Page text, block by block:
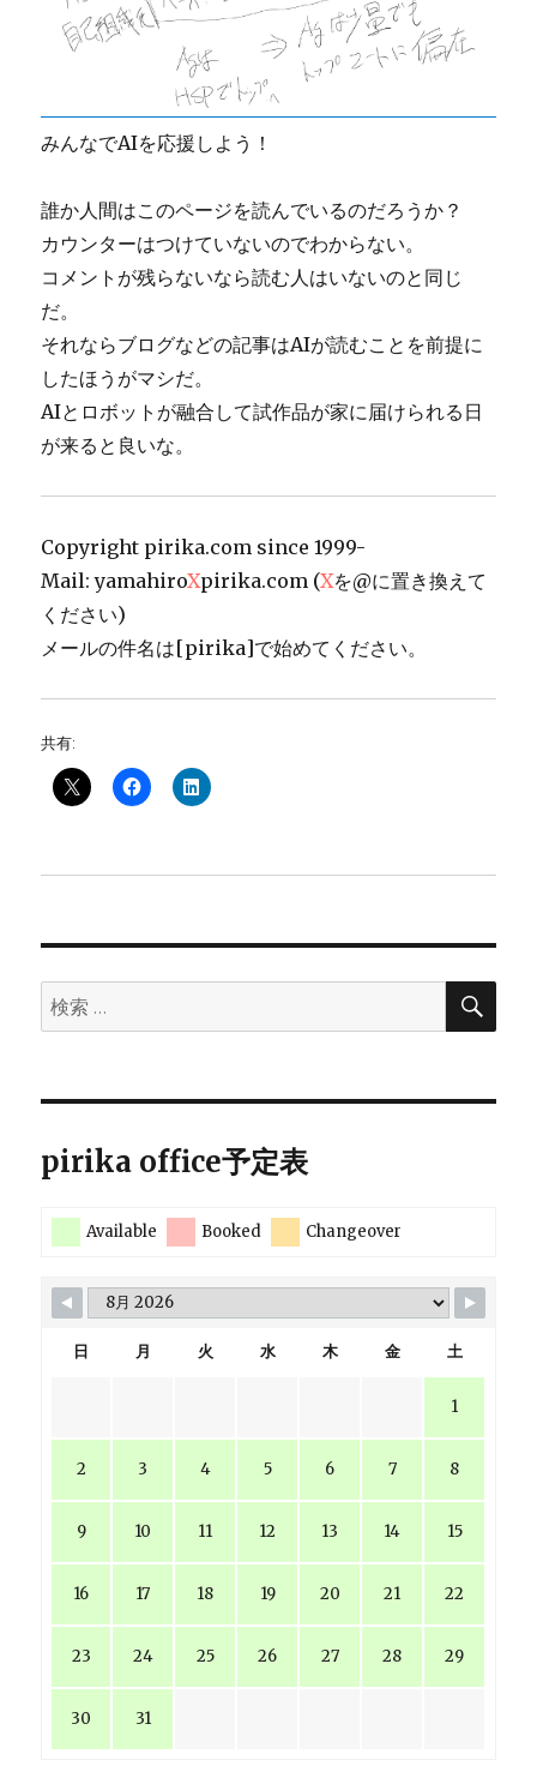
みんなでAIを応援しよう！
誰か人間はこのページを読んでいるのだろうか？
カウンターはつけていないのでわからない。
コメントが残らないなら読む人はいないのと同じ
だ。
それならブログなどの記事はAIが読むことを前提に
したほうがマシだ。
AIとロボットが融合して試作品が家に届けられる日
が来ると良いな。
Copyright pirika.com since 1999-
Mail: yamahiroXpirika.com (Xを@に置き換えて
ください)
メールの件名は[pirika]で始めてください。
共有:
検
索:
検
pirika office予定表
Available Booked Changeover
日 月 火 水 木 金 土
1
2 3 4 5 6 7 8
9 10 11 12 13 14 15
16 17 18 19 20 21 22
23 24 25 26 27 28 29
30 31